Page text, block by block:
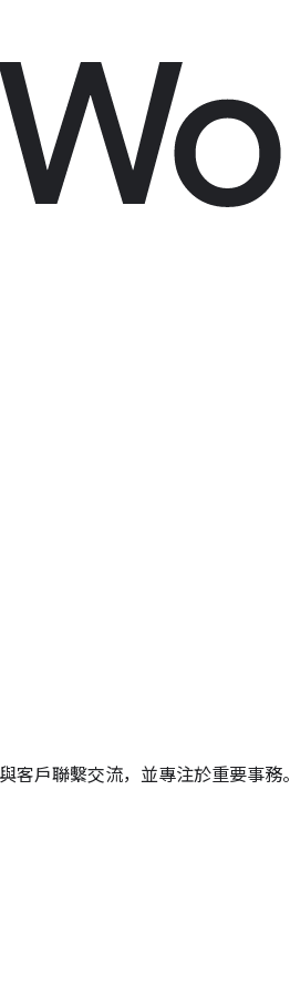
戶聯繫交流，並專注於重要事務。